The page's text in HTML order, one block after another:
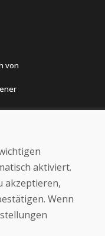
von
vorbehalten
von E-Shops
aktiviert.
akzeptieren,
Wenn